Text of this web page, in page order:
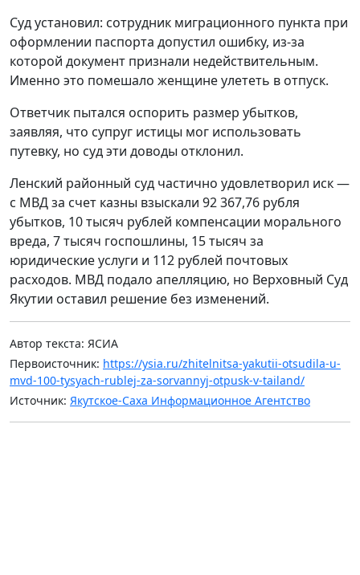
Суд установил: сотрудник миграционного пункта при
оформлении паспорта допустил ошибку, из-за
которой документ признали недействительным.
Именно это помешало женщине улететь в отпуск.
Ответчик пытался оспорить размер убытков,
заявляя, что супруг истицы мог использовать
путевку, но суд эти доводы отклонил.
Ленский районный суд частично удовлетворил иск —
с МВД за счет казны взыскали 92 367,76 рубля
убытков, 10 тысяч рублей компенсации морального
вреда, 7 тысяч госпошлины, 15 тысяч за
юридические услуги и 112 рублей почтовых
расходов. МВД подало апелляцию, но Верховный Суд
Якутии оставил решение без изменений.
Автор текста: ЯСИА
Первоисточник: https://ysia.ru/zhitelnitsa-yakutii-otsudila-u-
mvd-100-tysyach-rublej-za-sorvannyj-otpusk-v-tailand/
Источник: Якутское-Саха Информационное Агентство